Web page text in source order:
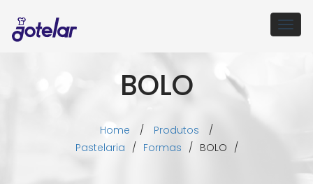
BOLO
Home / Produtos
/
Pastelaria / Formas / BOLO /